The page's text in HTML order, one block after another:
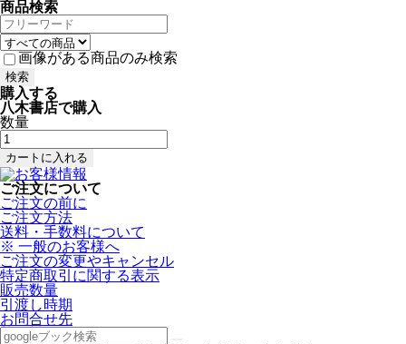
商品検索
画像がある商品のみ検索
購入する
八木書店で購入
数量
ご注文について
ご注文の前に
ご注文方法
送料・手数料について
※ 一般のお客様へ
ご注文の変更やキャンセル
特定商取引に関する表示
販売数量
引渡し時期
お問合せ先